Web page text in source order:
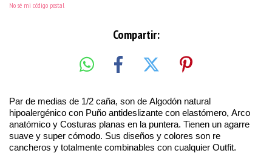
No sé mi código postal
Compartir:
Par de medias de 1/2 caña, son de Algodón natural
hipoalergénico con Puño antideslizante con elastómero, Arco
anatómico y Costuras planas en la puntera. Tienen un agarre
suave y super cómodo. Sus diseños y colores son re
cancheros y totalmente combinables con cualquier Outfit.